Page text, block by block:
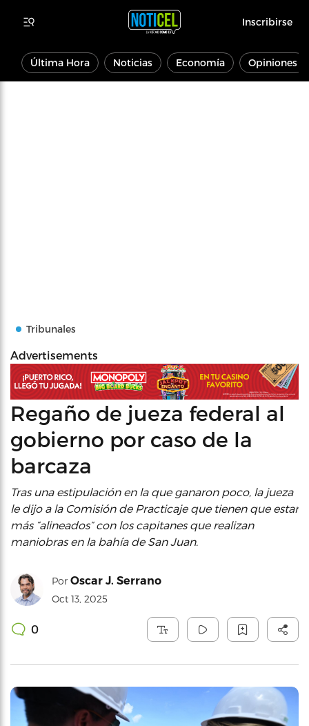
Inscribirse
Última Hora Noticias Economía Opiniones
Tribunales
Advertisements
Regaño de jueza federal al
gobierno por caso de la
barcaza
Tras una estipulación en la que ganaron poco, la jueza
le dijo a la Comisión de Practicaje que tienen que estar
más “alineados” con los capitanes que realizan
maniobras en la bahía de San Juan.
Por Oscar J. Serrano
Oct 13, 2025
0